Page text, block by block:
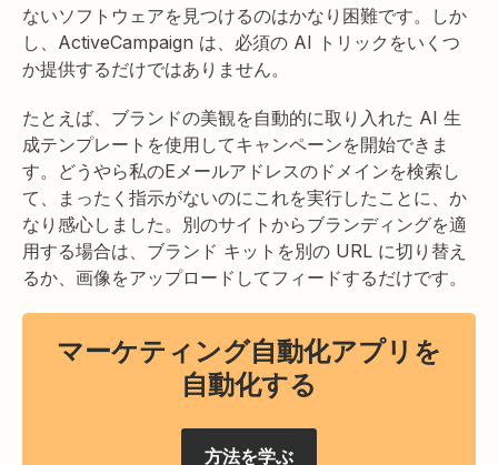
ないソフトウェアを見つけるのはかなり困難です。しか
し、ActiveCampaign は、必須の AI トリックをいくつ
か提供するだけではありません。
たとえば、ブランドの美観を自動的に取り入れた AI 生
成テンプレートを使用してキャンペーンを開始できま
す。どうやら私のEメールアドレスのドメインを検索し
て、まったく指示がないのにこれを実行したことに、か
なり感心しました。別のサイトからブランディングを適
用する場合は、ブランド キットを別の URL に切り替え
るか、画像をアップロードしてフィードするだけです。
マーケティング自動化アプリを
自動化する
方法を学ぶ